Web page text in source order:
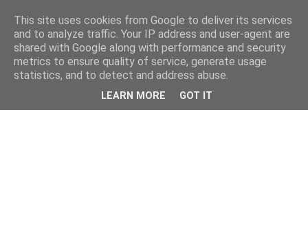
This site uses cookies from Google to deliver its services
and to analyze traffic. Your IP address and user-agent are
shared with Google along with performance and security
metrics to ensure quality of service, generate usage
statistics, and to detect and address abuse.
LEARN MORE GOT IT